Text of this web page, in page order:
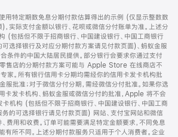
用特定期数免息分期付款估算得出的示例 (仅显示整数数
，实际支付金额以银行、花呗或微信分付账单为准。上述分
(包括但不限于招商银行、中国建设银行、中国工商银行
可选择银行及对应分期付款方案请见付款页面)、蚂蚁金服
条件的中国大陆居民提供。部分银行会要求你通过支付
售店的分期付款方案可能与 Apple Store 在线商店不
家。所有银行信用卡分期均需经你的信用卡发卡机构批
服批准；对于微信分付分期，需经微信分付批准。如果你选
卡发卡机构、蚂蚁金服或微信分付的批准，Apple 将不会
卡机构 (包括但不限于招商银行、中国建设银行、中国工商
务的可选择银行请见付款页面) 网站、支付宝网站和微信
费用和收费。订单可能需要满足特定金额要求，不同免息
有所不同。上述分期付款服务只适用于个人消费者。企业